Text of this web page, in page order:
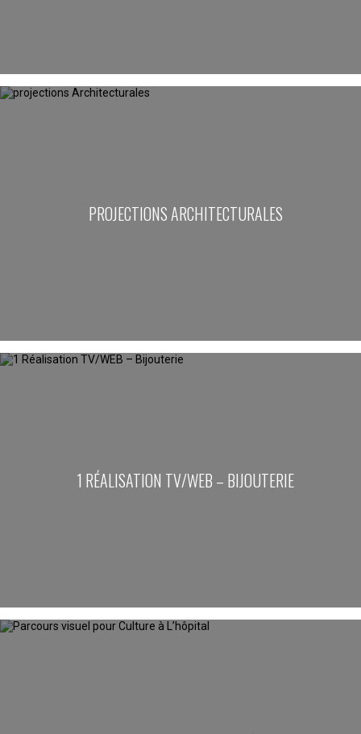
PROJECTIONS ARCHITECTURALES
1 RÉALISATION TV/WEB – BIJOUTERIE